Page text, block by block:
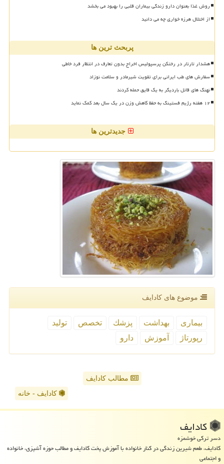
روش غذا بعنوان دارو زندگی بیماران قلبی را بهبود می بخشد
از اختلال هرزه خواری چه می دانید
پربحث ترین ها
هشدار تارتار در رختکن پرسپولیس اخراج بدون تعارف در انتظار فرد خاطی
سفارش های طب ایرانی برای تقویت شیرمادر و سلامت نوزاد
نهنگ های قاتل باردیگر به یک قایق حمله کردند
۱۲ هفته رژیم فستینگ به حفظ کاهش وزن در یک سال بعد کمک نماید
جدیدترین ها
موضوع های كادایف
بیماری بهداشت پزشك تخصص
تولید
رپورتاژ
آموزش دارو
مطالب کادایف
کادایف - خانه
كادایف
دسر ترکی خوشمزه
کادایف، طعم شیرین زندگی در کنار خانواده با آموزش پخت کادایف و مطالب حوزه آشپزی، خانواده
و اجتماعی